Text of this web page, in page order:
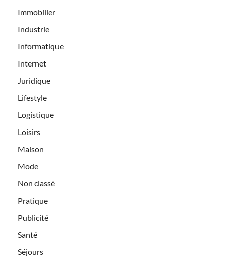
Immobilier
Industrie
Informatique
Internet
Juridique
Lifestyle
Logistique
Loisirs
Maison
Mode
Non classé
Pratique
Publicité
Santé
Séjours